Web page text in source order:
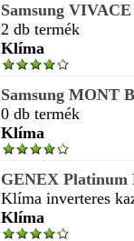
Samsung
2 db termék
Klíma
Samsung MONT
0 db termék
Klíma
GENEX Platinum
Klíma inverteres
Klíma